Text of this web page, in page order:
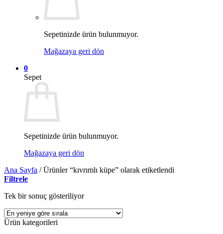
Sepetinizde ürün bulunmuyor.
Mağazaya geri dön
0
Sepet
Sepetinizde ürün bulunmuyor.
Mağazaya geri dön
Ana Sayfa /Ürünler “kıvrımlı küpe” olarak etiketlendi
Filtrele
Tek bir sonuç gösteriliyor
Ürün kategorileri